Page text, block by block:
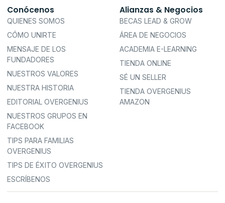
Conócenos
QUIENES SOMOS
CÓMO UNIRTE
MENSAJE DE LOS
FUNDADORES
NUESTROS VALORES
NUESTRA HISTORIA
EDITORIAL OVERGENIUS
NUESTROS GRUPOS EN
FACEBOOK
TIPS PARA FAMILIAS
OVERGENIUS
TIPS DE ÉXITO OVERGENIUS
ESCRÍBENOS
Alianzas & Negocios
BECAS LEAD & GROW
ÁREA DE NEGOCIOS
ACADEMIA E-LEARNING
TIENDA ONLINE
SÉ UN SELLER
TIENDA OVERGENIUS
AMAZON